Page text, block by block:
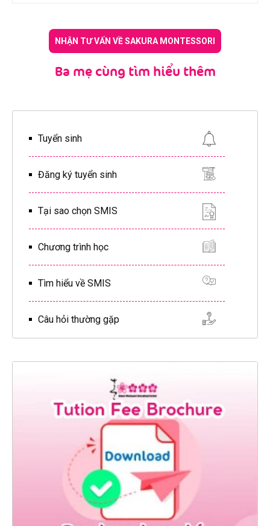
NHẬN TƯ VẤN VỀ SAKURA MONTESSORI
Ba mẹ cùng tìm hiểu thêm
Tuyển sinh
Đăng ký tuyển sinh
Tại sao chọn SMIS
Chương trình học
Tìm hiểu về SMIS
Câu hỏi thường gặp